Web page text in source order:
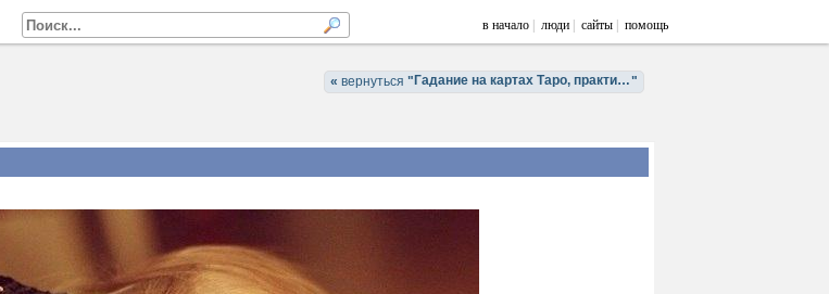
в начало люди сайты помощь
« вернуться " Гадание на картах Таро, практическая магия, карты Ленорман"